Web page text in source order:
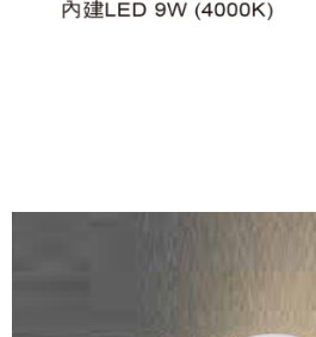
５．嚴禁一人註冊多個帳號或使用他人資訊
恩沛科技股份有限公司將有權停止該用戶之